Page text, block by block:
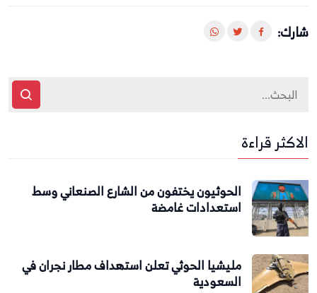
شارك:
الاكثر قراءة
الحوثيون يختفون من الشارع الصنعاني وسط
استعدادات غامضة
مليشيا الحوثي تعلن استهداف مطار نجران في
السعودية